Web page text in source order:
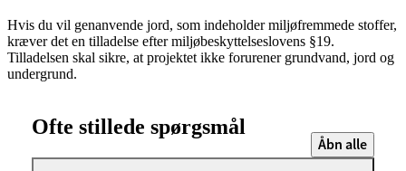
Hvis du vil genanvende jord, som indeholder miljøfremmede stoffer,
kræver det en tilladelse efter miljøbeskyttelseslovens §19.
Tilladelsen skal sikre, at projektet ikke forurener grundvand, jord og
undergrund.
Ofte stillede spørgsmål
Åbn alle